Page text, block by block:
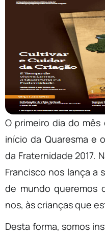
O primeiro dia do
início da Quaresma e
da Fraternidade 2017.
Francisco nos lança a
de mundo queremos
nos, às crianças que
Desta forma, somos